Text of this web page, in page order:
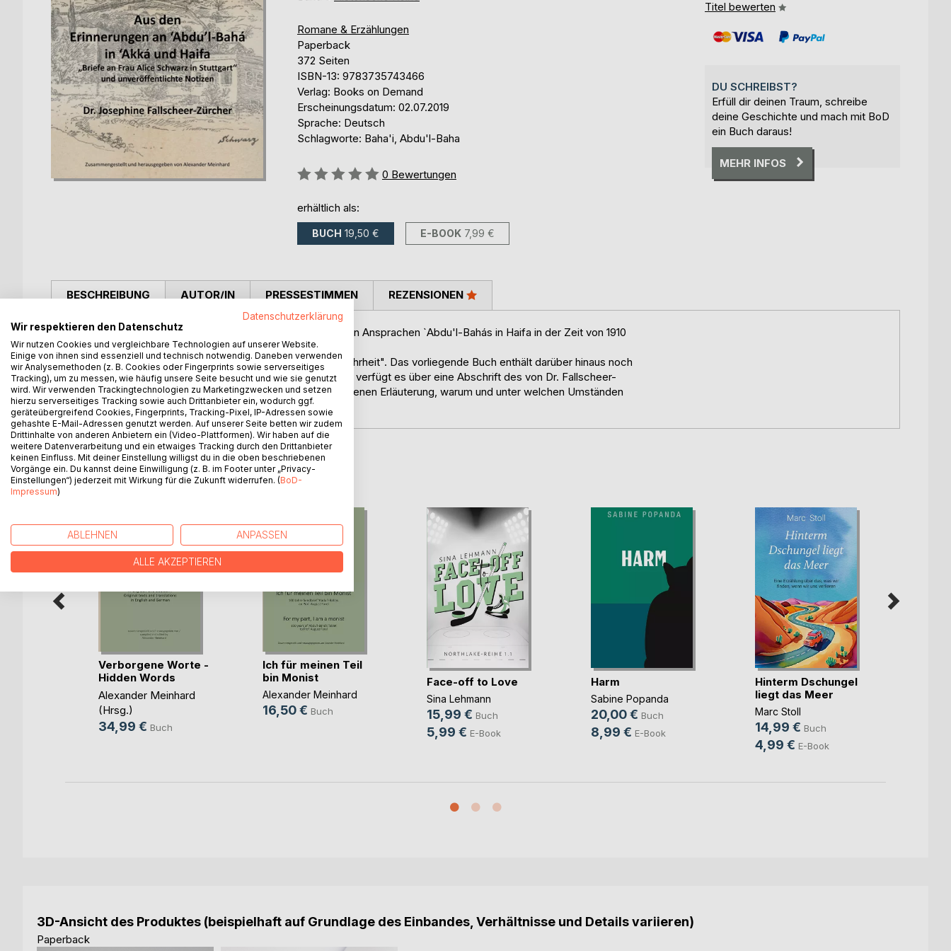
Romane & Erzählungen
Paperback
372 Seiten
ISBN-13: 9783735743466
Verlag: Books on Demand
Erscheinungsdatum: 02.07.2019
Sprache: Deutsch
Schlagworte: Baha'i, Abdu'l-Baha
Bewertung::
0 Bewertungen
erhältlich als:
BUCH 19,50 € E-BOOK 7,99 €
Titel bewerten
DU SCHREIBST?
Erfüll dir deinen Traum, schreibe
deine Geschichte und mach mit BoD
ein Buch daraus!
MEHR INFOS
BESCHREIBUNG
Aufzeichnungen von Dr. Josephine Fallscheer-Züricher von Ansprachen `Abdu'l-Bahás in Haifa in der Zeit von 1910
bis 1913.
Diese erschienen teilweise in dem Journal "Sonne der Wahrheit". Das vorliegende Buch enthält darüber hinaus noch
weitere, bislang unveröffentlichte Mitschriften. Außerdem verfügt es über eine Abschrift des von Dr. Fallscheer-
Züricher selbst geschriebenen Lebenslaufes und ihrer eigenen Erläuterung, warum und unter welchen Umständen
sie diese Aufzeichnungen machen konnte.
AUTOR/IN PRESSESTIMMEN REZENSIONEN
WEITERE TITEL BEIBoD
Verborgene Worte -
Hidden Words
Alexander Meinhard
(Hrsg.)
34,99 € Buch
Ich für meinen Teil
bin Monist
Alexander Meinhard
16,50 € Buch
Face-off to Love
Sina Lehmann
15,99 € Buch
5,99 € E-Book
Harm
Sabine Popanda
20,00 € Buch
8,99 € E-Book
Hinterm Dschungel
liegt das Meer
Marc Stoll
14,99 € Buch
4,99 € E-Book
3D-Ansicht des Produktes (beispielhaft auf Grundlage des Einbandes, Verhältnisse und Details variieren)
Paperback
Datenschutzerklärung
Wir respektieren den Datenschutz
Wir nutzen Cookies und vergleichbare Technologien auf unserer Website.
Einige von ihnen sind essenziell und technisch notwendig. Daneben verwenden
wir Analysemethoden (z. B. Cookies oder Fingerprints sowie serverseitiges
Tracking), um zu messen, wie häufig unsere Seite besucht und wie sie genutzt
wird. Wir verwenden Trackingtechnologien zu Marketingzwecken und setzen
hierzu serverseitiges Tracking sowie auch Drittanbieter ein, wodurch ggf.
geräteübergreifend Cookies, Fingerprints, Tracking-Pixel, IP-Adressen sowie
gehashte E-Mail-Adressen genutzt werden. Auf unserer Seite betten wir zudem
Drittinhalte von anderen Anbietern ein (Video-Plattformen). Wir haben auf die
weitere Datenverarbeitung und ein etwaiges Tracking durch den Drittanbieter
keinen Einfluss. Mit deiner Einstellung willigst du in die oben beschriebenen
Vorgänge ein. Du kannst deine Einwilligung (z. B. im Footer unter „Privacy-
Einstellungen“) jederzeit mit Wirkung für die Zukunft widerrufen. (BoD-
Impressum)
ABLEHNEN ANPASSEN
ALLE AKZEPTIEREN